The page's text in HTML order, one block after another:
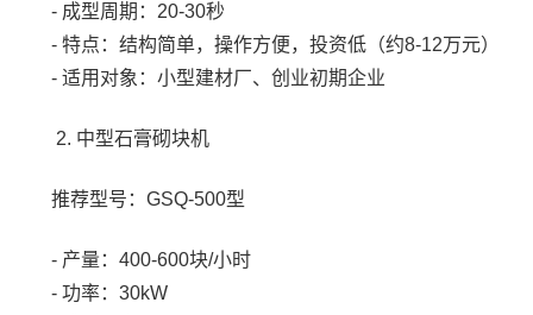
- 成型周期：20-30秒
- 特点：结构简单，操作方便，投资低（约8-12万元）
- 适用对象：小型建材厂、创业初期企业
2. 中型石膏砌块机
推荐型号：GSQ-500型
- 产量：400-600块/小时
- 功率：30kW